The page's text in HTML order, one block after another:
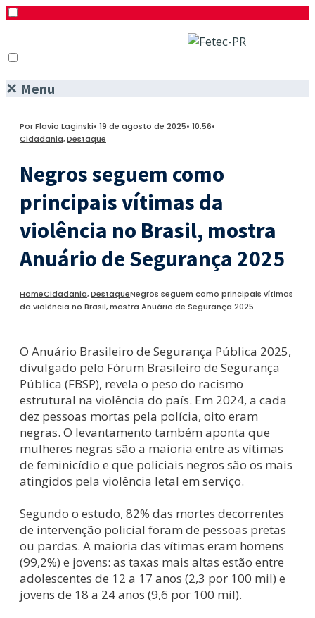
✕ Menu
PorFlavio Laginski• 19 de agosto de 2025• 10:56•
Cidadania,Destaque
Negros seguem como
principais vítimas da
violência no Brasil, mostra
Anuário de Segurança 2025
HomeCidadania,DestaqueNegros seguem como principais vítimas
da violência no Brasil, mostra Anuário de Segurança 2025
O Anuário Brasileiro de Segurança Pública 2025,
divulgado pelo Fórum Brasileiro de Segurança
Pública (FBSP), revela o peso do racismo
estrutural na violência do país. Em 2024, a cada
dez pessoas mortas pela polícia, oito eram
negras. O levantamento também aponta que
mulheres negras são a maioria entre as vítimas
de feminicídio e que policiais negros são os mais
atingidos pela violência letal em serviço.
Segundo o estudo, 82% das mortes decorrentes
de intervenção policial foram de pessoas pretas
ou pardas. A maioria das vítimas eram homens
(99,2%) e jovens: as taxas mais altas estão entre
adolescentes de 12 a 17 anos (2,3 por 100 mil) e
jovens de 18 a 24 anos (9,6 por 100 mil).